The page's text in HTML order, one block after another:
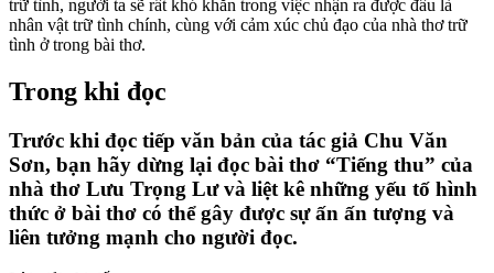
trữ tình, người ta sẽ rất khó khăn trong việc nhận ra được đâu là
nhân vật trữ tình chính, cùng với cảm xúc chủ đạo của nhà thơ trữ
tình ở trong bài thơ.
Trong khi đọc
Trước khi đọc tiếp văn bản của tác giả Chu Văn
Sơn, bạn hãy dừng lại đọc bài thơ “Tiếng thu” của
nhà thơ Lưu Trọng Lư và liệt kê những yếu tố hình
thức ở bài thơ có thể gây được sự ấn ấn tượng và
liên tưởng mạnh cho người đọc.